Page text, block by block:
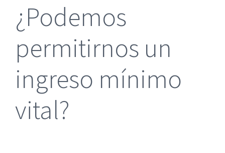
¿Podemos
permitirnos un
ingreso mínimo
vital?